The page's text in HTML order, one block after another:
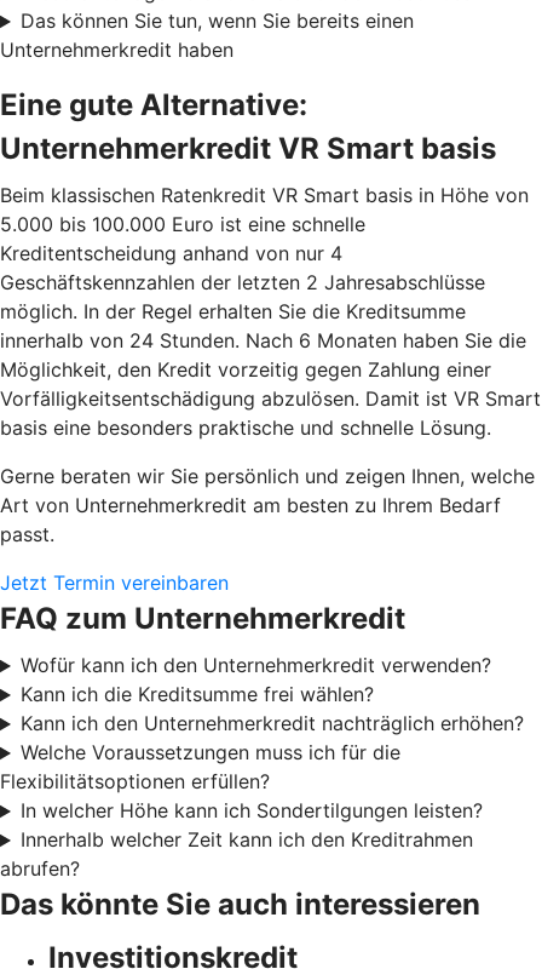
Das können Sie tun, wenn Sie bereits einen
Unternehmerkredit haben
Eine gute Alternative:
Unternehmerkredit VR Smart basis
Beim klassischen Ratenkredit VR Smart basis in Höhe von
5.000 bis 100.000 Euro ist eine schnelle
Kreditentscheidung anhand von nur 4
Geschäftskennzahlen der letzten 2 Jahresabschlüsse
möglich. In der Regel erhalten Sie die Kreditsumme
innerhalb von 24 Stunden. Nach 6 Monaten haben Sie die
Möglichkeit, den Kredit vorzeitig gegen Zahlung einer
Vorfälligkeitsentschädigung abzulösen. Damit ist VR Smart
basis eine besonders praktische und schnelle Lösung.
Gerne beraten wir Sie persönlich und zeigen Ihnen, welche
Art von Unternehmerkredit am besten zu Ihrem Bedarf
passt.
Jetzt Termin vereinbaren
FAQ zum Unternehmerkredit
Wofür kann ich den Unternehmerkredit verwenden?
Kann ich die Kreditsumme frei wählen?
Kann ich den Unternehmerkredit nachträglich erhöhen?
Welche Voraussetzungen muss ich für die
Flexibilitätsoptionen erfüllen?
In welcher Höhe kann ich Sondertilgungen leisten?
Innerhalb welcher Zeit kann ich den Kreditrahmen
abrufen?
Das könnte Sie auch interessieren
Investitionskredit